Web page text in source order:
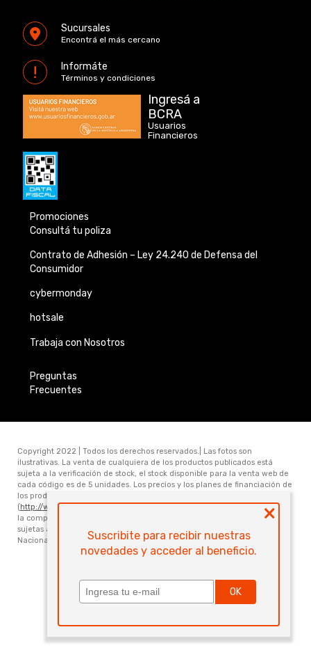
Sucursales
Encontrá el más cercano
Informáte
Términos y condiciones
Ingresá a
BCRA
Usuarios
Financieros
Promociones
Consultá tu poliza
Contrato de Adhesión – Ley 24.240 de Defensa del
Consumidor
cybermonday
hotsale
Trabaja con Nosotros
Preguntas
Frecuentes
×
Suscribite para recibir nuestras
novedades y acceder al beneficio.
OK
Copyright 2022 | Todos los derechos reservados.| Las fotos son
ilustrativas. La venta de cualquiera de los productos publicados está
sujeta a la verificación de stock, el stock disponible para la venta web de
cada código es de 5 unidades. Los precios y los planes de financiación de
los productos publicados en www.electronicamegatonesrl.com
( http://www.electronicamegatonesrl.com
) son válidos únicamente para
la compra online. Las especificaciones técnicas y descripciones están
sujetas a cambios sin previo aviso. Electrónica Megatone S.R.L. Ruta
Nacional Nro 168 Km 473.6 (3000) Santa Fe. Provincia de Santa Fe